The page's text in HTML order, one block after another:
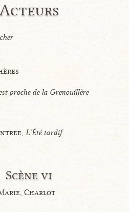
proche de la Grenouillère
L’Été tardif
Scène vi
Charlot